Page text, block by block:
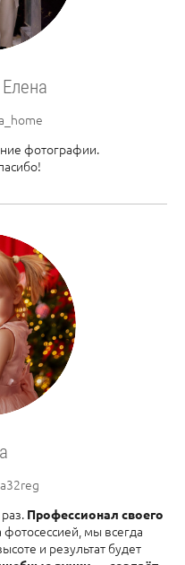
фотографии.
Профессионал своего
мы всегда
и результат будет